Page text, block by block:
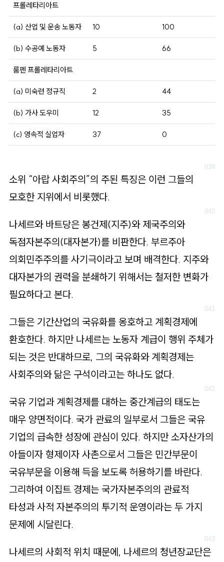
프롤레타리아트
(a) 산업 및 운송 노동자 10 100
(b) 수공예 노동자 5 66
룸펜 프롤레타리아트
(a) 미숙련 정규직 2 44
(b) 가사 도우미 12 35
(c) 영속적 실업자 37 0
소위 “아랍 사회주의”의 주된 특징은 이런 그들의
모호한 지위에서 비롯했다.
나세르와 바트당은 봉건제(지주)와 제국주의와
독점자본주의(대자본가)를 비판한다. 부르주아
의회민주주의를 사기극이라고 보며 배격한다. 지주와
대자본가의 권력을 분쇄하기 위해서는 철저한 변화가
필요하다고 본다.
그들은 기간산업의 국유화를 옹호하고 계획경제에
환호한다. 하지만 나세르는 노동자 계급이 행위 주체가
되는 것은 반대하므로, 그의 국유화와 계획경제는
사회주의와 닮은 구석이라고는 하나도 없다.
국유 기업과 계획경제를 대하는 중간계급의 태도는
매우 양면적이다. 국가 관료의 일부로서 그들은 국유
기업의 급속한 성장에 관심이 있다. 하지만 소자산가의
아들이자 형제이자 사촌으로서 그들은 민간부문이
국유부문을 이용해 득을 보도록 허용하기를 바란다.
그리하여 이집트 경제는 국가자본주의의 관료적
타성과 사적 자본주의의 투기적 운영이라는 두 가지
문제에 시달린다.
나세르의 사회적 위치 때문에, 나세르의 청년장교단은